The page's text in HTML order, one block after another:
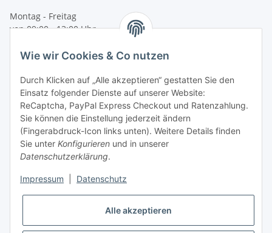
Montag - Freitag
von 09:00 - 13:00 Uhr
Tel: +49 (0) 5132 8230689
Fax: +49 (0) 5132 8230693
E-Mail:mail@signalweste.net
Wie wir Cookies & Co nutzen
Durch Klicken auf „Alle akzeptieren“ gestatten Sie den
Einsatz folgender Dienste auf unserer Website:
ReCaptcha, PayPal Express Checkout und Ratenzahlung.
Sie können die Einstellung jederzeit ändern
(Fingerabdruck-Icon links unten). Weitere Details finden
Sie unter Konfigurieren und in unserer
Datenschutzerklärung.
Impressum Datenschutz
Alle akzeptieren